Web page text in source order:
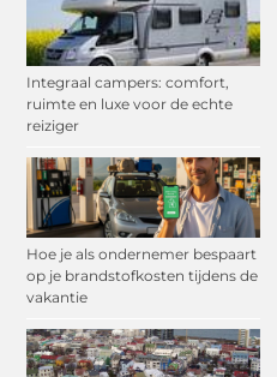
Integraal campers: comfort,
ruimte en luxe voor de echte
reiziger
Hoe je als ondernemer bespaart
op je brandstofkosten tijdens de
vakantie